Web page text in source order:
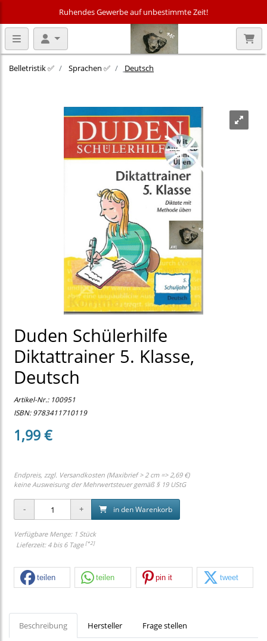
Ruhendes Gewerbe auf unbestimmte Zeit!
Belletristik ✅ Sprachen ✅ Deutsch
Duden Schülerhilfe
Diktattrainer 5. Klasse,
Deutsch
Artikel-Nr.: 100951
ISBN: 9783411710119
1,99 €
Endpreis, zzgl. Versandkosten (Maxibrief > 2 cm => 2,69 €)
keine Ausweisung der Mehrwertsteuer gemäß § 19 UStG
in den Warenkorb
Verfügbare Menge: 1 Stück
Lieferzeit: 4 bis 6 Tage [*2]
teilen teilen pin it tweet
Beschreibung Hersteller Frage stellen